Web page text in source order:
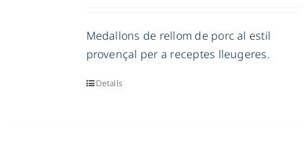
Medallons de rellom de porc al estil
provençal per a receptes lleugeres.
Detalls